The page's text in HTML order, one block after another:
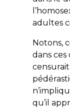
adultes
Notons,
dans
qu’il